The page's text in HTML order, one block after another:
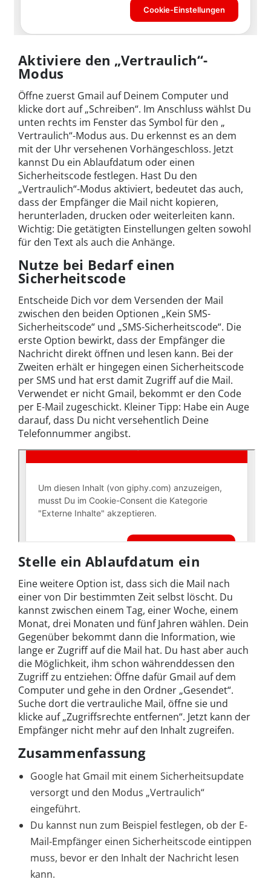
Aktiviere den „Vertraulich“-
Modus
Öffne zuerst Gmail auf Deinem Computer und
klicke dort auf „Schreiben“. Im Anschluss wählst Du
unten rechts im Fenster das Symbol für den „
Vertraulich“-Modus aus. Du erkennst es an dem
mit der Uhr versehenen Vorhängeschloss. Jetzt
kannst Du ein Ablaufdatum oder einen
Sicherheitscode festlegen. Hast Du den
„Vertraulich“-Modus aktiviert, bedeutet das auch,
dass der Empfänger die Mail nicht kopieren,
herunterladen, drucken oder weiterleiten kann.
Wichtig: Die getätigten Einstellungen gelten sowohl
für den Text als auch die Anhänge.
Nutze bei Bedarf einen
Sicherheitscode
Entscheide Dich vor dem Versenden der Mail
zwischen den beiden Optionen „Kein SMS-
Sicherheitscode“ und „SMS-Sicherheitscode“. Die
erste Option bewirkt, dass der Empfänger die
Nachricht direkt öffnen und lesen kann. Bei der
Zweiten erhält er hingegen einen Sicherheitscode
per SMS und hat erst damit Zugriff auf die Mail.
Verwendet er nicht Gmail, bekommt er den Code
per E-Mail zugeschickt. Kleiner Tipp: Habe ein Auge
darauf, dass Du nicht versehentlich Deine
Telefonnummer angibst.
Stelle ein Ablaufdatum ein
Eine weitere Option ist, dass sich die Mail nach
einer von Dir bestimmten Zeit selbst löscht. Du
kannst zwischen einem Tag, einer Woche, einem
Monat, drei Monaten und fünf Jahren wählen. Dein
Gegenüber bekommt dann die Information, wie
lange er Zugriff auf die Mail hat. Du hast aber auch
die Möglichkeit, ihm schon währenddessen den
Zugriff zu entziehen: Öffne dafür Gmail auf dem
Computer und gehe in den Ordner „Gesendet“.
Suche dort die vertrauliche Mail, öffne sie und
klicke auf „Zugriffsrechte entfernen“. Jetzt kann der
Empfänger nicht mehr auf den Inhalt zugreifen.
Zusammenfassung
Google hat Gmail mit einem Sicherheitsupdate
versorgt und den Modus „Vertraulich“
eingeführt.
Du kannst nun zum Beispiel festlegen, ob der E-
Mail-Empfänger einen Sicherheitscode eintippen
muss, bevor er den Inhalt der Nachricht lesen
kann.